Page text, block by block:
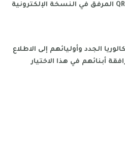
الرسمي أو المسح عبر QR Code المرفق في النسخة الإلكترونية
الجدد وأوليائهم إلى الاطلاع
أبنائهم في هذا الاختيار